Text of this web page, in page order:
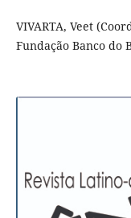
VIVARTA, Veet
Fundação Banco do